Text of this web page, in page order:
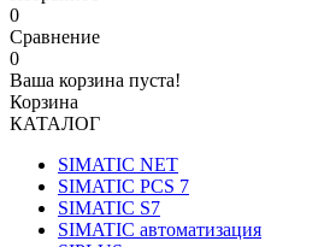
0
Сравнение
0
Ваша корзина пуста!
Корзина
КАТАЛОГ
SIMATIC NET
SIMATIC PCS 7
SIMATIC S7
SIMATIC автоматизация